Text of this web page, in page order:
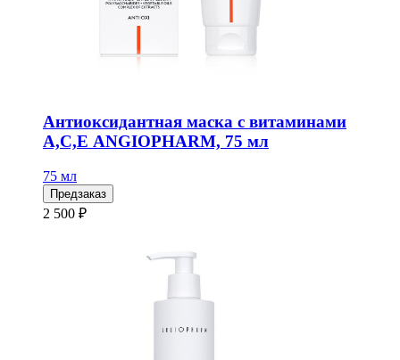
Антиоксидантная маска с витаминами
А,С,Е ANGIOPHARM, 75 мл
75 мл
Предзаказ
2 500 ₽